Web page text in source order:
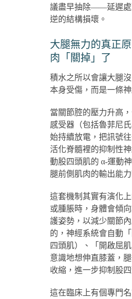
議盡早抽除——延遲處
逆的結構損壞。
大腿無力的真正
肉「關掉」了
積水之所以會讓大腿
本身受傷，而是一條
當關節腔的壓力升高
感受器（包括魯菲尼
始持續放電，把訊號
活化脊髓裡的抑制性
動股四頭肌的 α-運動
腿前側肌肉的輸出能
這套機制其實有演化
或腫脹時，身體會傾
護姿勢，以減少關節
的，神經系統會自動
四頭肌）、「開啟屈
意識地想伸直膝蓋，
收縮，進一步抑制股四
這在臨床上有個專門